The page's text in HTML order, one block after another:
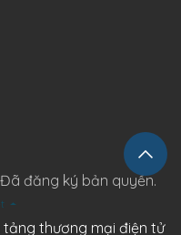
đăng ký bản quyền.
tảng thương mại điện tử